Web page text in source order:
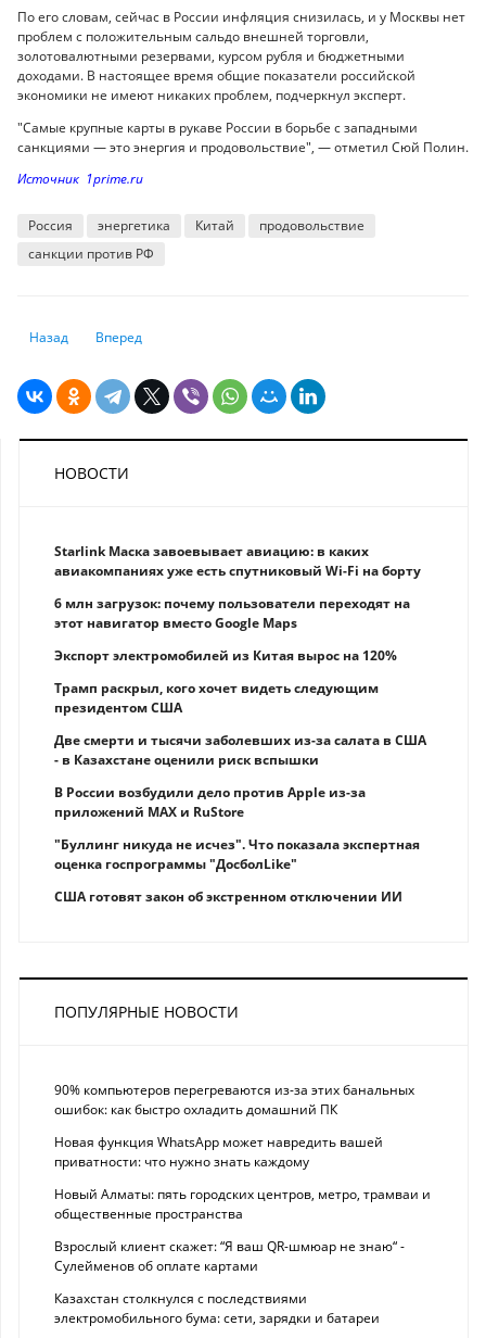
По его словам, сейчас в России инфляция снизилась, и у Москвы нет
проблем с положительным сальдо внешней торговли,
золотовалютными резервами, курсом рубля и бюджетными
доходами. В настоящее время общие показатели российской
экономики не имеют никаких проблем, подчеркнул эксперт.
"Самые крупные карты в рукаве России в борьбе с западными
санкциями — это энергия и продовольствие", — отметил Сюй Полин.
Источник 1prime.ru
Россия энергетика Китай
продовольствие
санкции против РФ
Предыдущий: Европейские компании заполнили подземные
Назад Следующий: Джанет Йеллен: рецессия в США не
Вперед
НОВОСТИ
Starlink Маска завоевывает авиацию: в каких
авиакомпаниях уже есть спутниковый Wi-Fi на борту
6 млн загрузок: почему пользователи переходят на
этот навигатор вместо Google Maps
Экспорт электромобилей из Китая вырос на 120%
Трамп раскрыл, кого хочет видеть следующим
президентом США
Две смерти и тысячи заболевших из-за салата в США
- в Казахстане оценили риск вспышки
В России возбудили дело против Apple из-за
приложений MAX и RuStore
"Буллинг никуда не исчез". Что показала экспертная
оценка госпрограммы "ДосболLike"
США готовят закон об экстренном отключении ИИ
ПОПУЛЯРНЫЕ НОВОСТИ
90% компьютеров перегреваются из-за этих банальных
ошибок: как быстро охладить домашний ПК
Новая функция WhatsApp может навредить вашей
приватности: что нужно знать каждому
Новый Алматы: пять городских центров, метро, трамваи и
общественные пространства
Взрослый клиент скажет: “Я ваш QR-шмюар не знаю“ -
Сулейменов об оплате картами
Казахстан столкнулся с последствиями
электромобильного бума: сети, зарядки и батареи